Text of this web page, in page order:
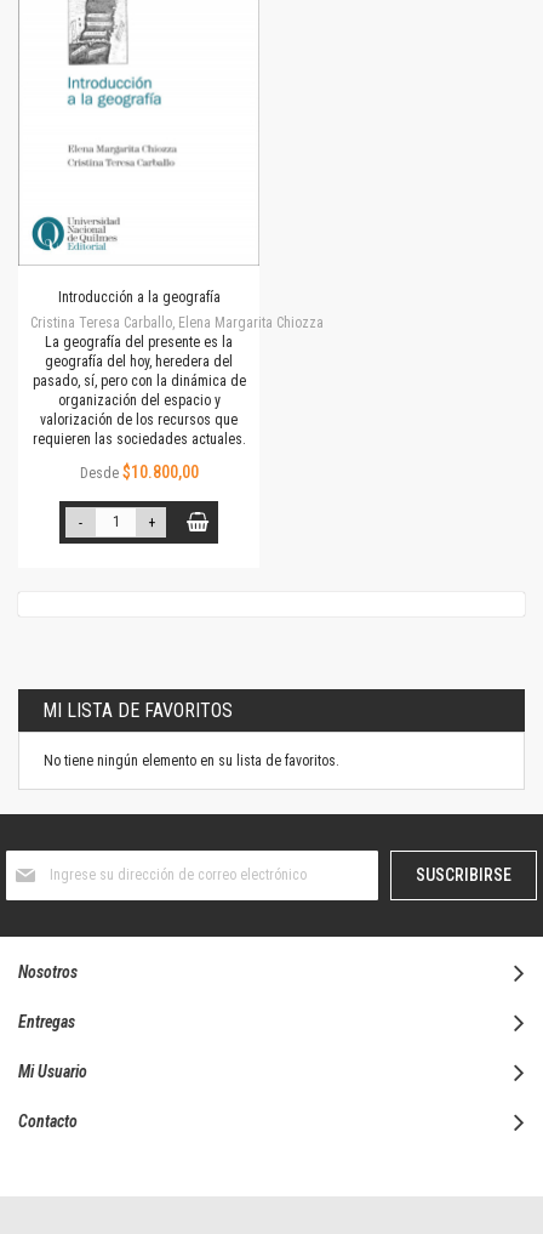
Introducción a la geografía
Cristina Teresa Carballo, Elena Margarita Chiozza
La geografía del presente es la
geografía del hoy, heredera del
pasado, sí, pero con la dinámica de
organización del espacio y
valorización de los recursos que
requieren las sociedades actuales.
Desde $10.800,00
- +
MI LISTA DE FAVORITOS
No tiene ningún elemento en su lista de favoritos.
boletín
SUSCRIBIRSE
Nosotros
Entregas
Mi Usuario
Contacto